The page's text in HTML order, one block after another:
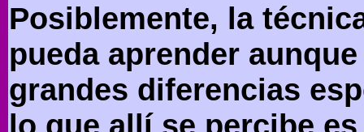
Posiblemente, la
pueda aprender
grandes diferencias